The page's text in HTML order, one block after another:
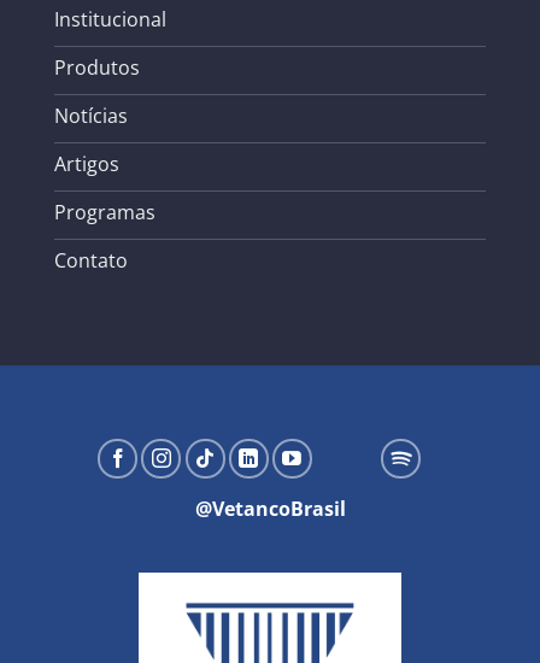
Institucional
Produtos
Notícias
Artigos
Programas
Contato
@VetancoBrasil